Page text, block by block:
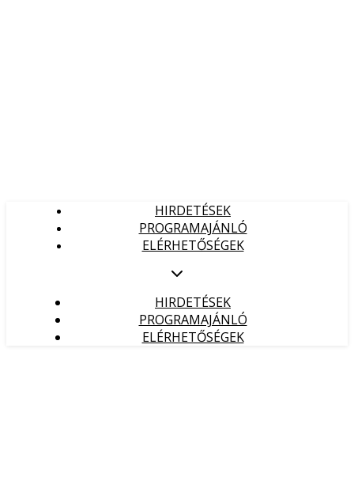
HIRDETÉSEK
PROGRAMAJÁNLÓ
ELÉRHETŐSÉGEK
HIRDETÉSEK
PROGRAMAJÁNLÓ
ELÉRHETŐSÉGEK